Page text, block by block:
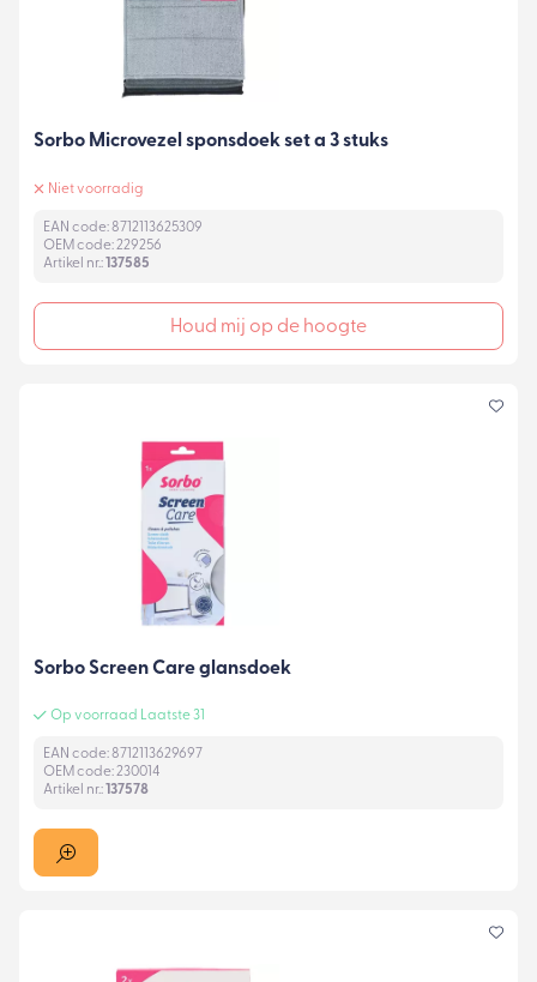
Sorbo Microvezel sponsdoek set a 3 stuks
Niet voorradig
EAN code: 8712113625309
OEM code: 229256
Artikel nr.:137585
Houd mij op de hoogte
Sorbo Screen Care glansdoek
Op voorraad Laatste 31
EAN code: 8712113629697
OEM code: 230014
Artikel nr.:137578